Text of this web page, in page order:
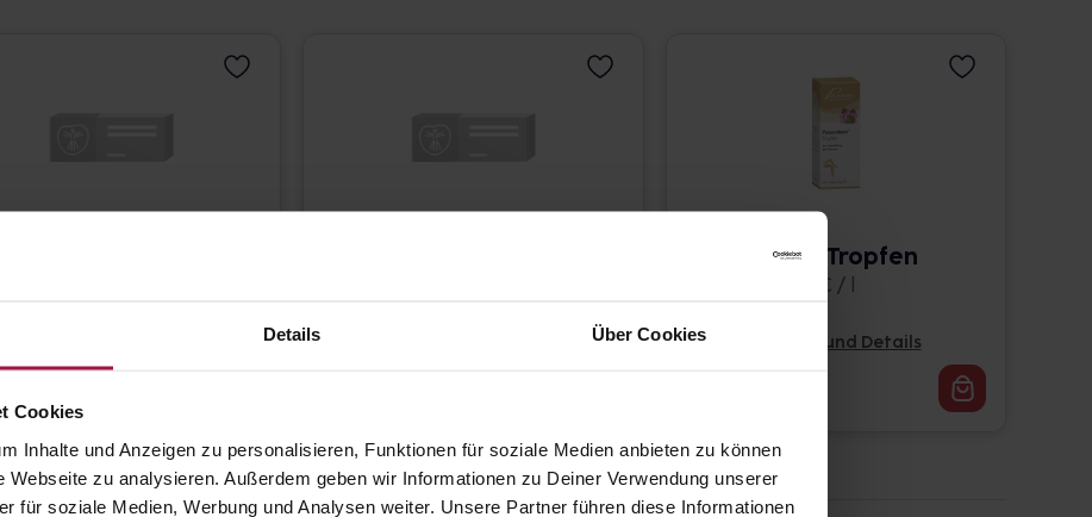
Details Über Cookies
Cookies
Inhalte und Anzeigen zu personalisieren, Funktionen für soziale Medien anbieten zu können
Webseite zu analysieren. Außerdem geben wir Informationen zu Deiner Verwendung unserer
für soziale Medien, Werbung und Analysen weiter. Unsere Partner führen diese Informationen
und Details
PASCODEM Tropfen
50 ml • 519,80 € / l
Pflichtangaben und Details